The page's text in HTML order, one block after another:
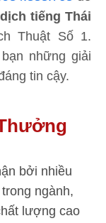
dịch tiếng Thái
Thuật Số 1.
những giải
tin cậy.
bởi nhiều
ngành,
lượng cao